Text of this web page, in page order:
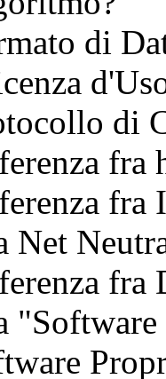
di
di
fra
fra
Net
fra